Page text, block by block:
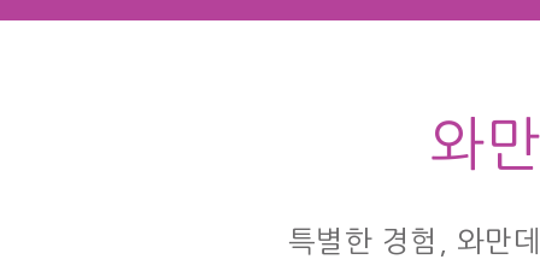
와
특별한 경험, 와만